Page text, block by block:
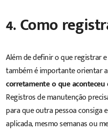
4. Como
Além de definir o que registrar
também é importante orientar
corretamente o que
Registros de manutenção
para que outra pessoa consiga
aplicada, mesmo semanas ou